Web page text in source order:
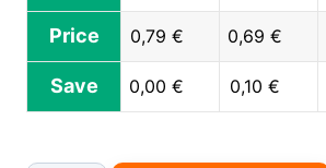
Price 0,79 € 0,69 €
Save 0,00 € 0,10 €